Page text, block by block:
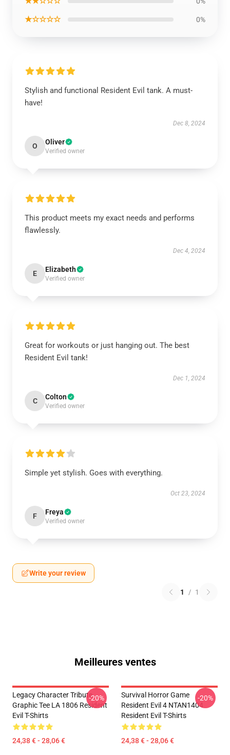
★☆☆☆☆ 0%
Stylish and functional Resident Evil tank. A must-
have!
Dec 8, 2024
O Oliver
Verified owner
This product meets my exact needs and performs
flawlessly.
Dec 4, 2024
E Elizabeth
Verified owner
Great for workouts or just hanging out. The best
Resident Evil tank!
Dec 1, 2024
C Colton
Verified owner
Simple yet stylish. Goes with everything.
Oct 23, 2024
F Freya
Verified owner
Write your review
1 / 1
Meilleures ventes
Legacy Character Tribute
Graphic Tee LA 1806 Resident
Evil T-Shirts
24,38 € - 28,06 €
-20%
Survival Horror Game
Resident Evil 4 NTAN1404
Resident Evil T-Shirts
24,38 € - 28,06 €
-20%